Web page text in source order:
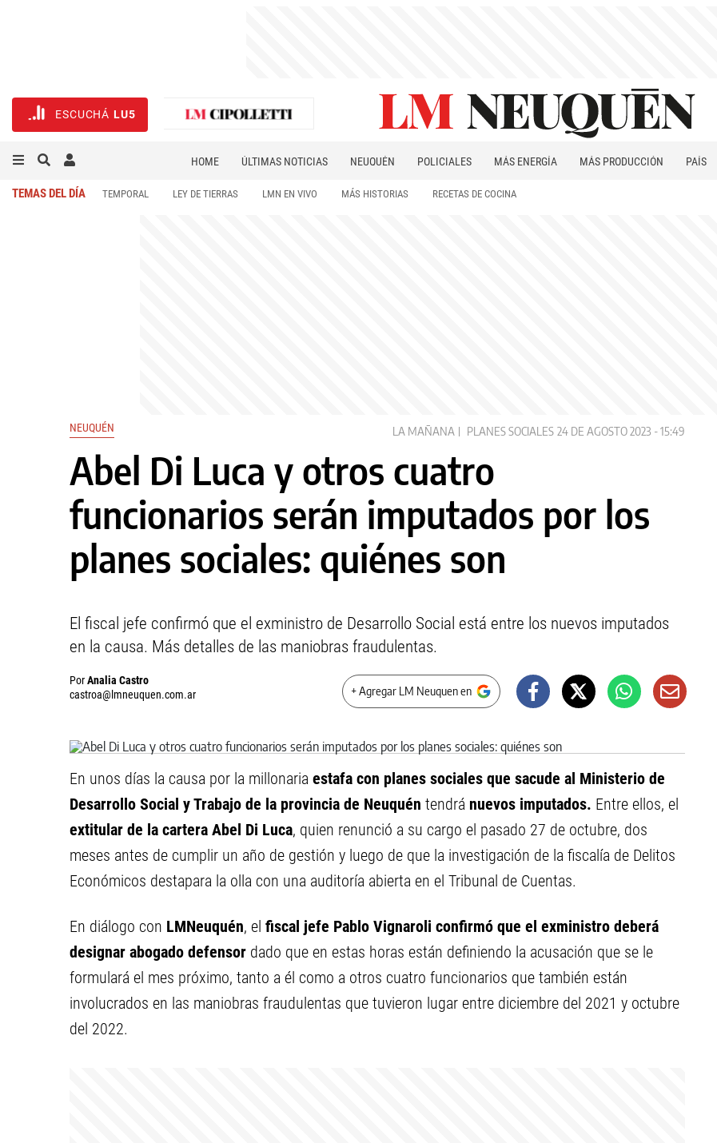
ESCUCHÁ LU5
HOME ÚLTIMAS NOTICIAS NEUQUÉN POLICIALES MÁS ENERGÍA MÁS PRODUCCIÓN PAÍS
TEMAS DEL DÍA TEMPORAL LEY DE TIERRAS LMN EN VIVO MÁS HISTORIAS RECETAS DE COCINA
NEUQUÉN LA MAÑANA PLANES SOCIALES 24 DE AGOSTO 2023 - 15:49
Abel Di Luca y otros cuatro
funcionarios serán imputados por los
planes sociales: quiénes son
El fiscal jefe confirmó que el exministro de Desarrollo Social está entre los nuevos imputados
en la causa. Más detalles de las maniobras fraudulentas.
PorAnalia Castro
castroa@lmneuquen.com.ar
+ Agregar LM Neuquen en
En unos días la causa por la millonaria estafa con planes sociales que sacude al Ministerio de
Desarrollo Social y Trabajo de la provincia de Neuquén tendrá nuevos imputados. Entre ellos, el
extitular de la cartera Abel Di Luca, quien renunció a su cargo el pasado 27 de octubre, dos
meses antes de cumplir un año de gestión y luego de que la investigación de la fiscalía de Delitos
Económicos destapara la olla con una auditoría abierta en el Tribunal de Cuentas.
En diálogo con LMNeuquén, el fiscal jefe Pablo Vignaroli confirmó que el exministro deberá
designar abogado defensor dado que en estas horas están definiendo la acusación que se le
formulará el mes próximo, tanto a él como a otros cuatro funcionarios que también están
involucrados en las maniobras fraudulentas que tuvieron lugar entre diciembre del 2021 y octubre
del 2022.